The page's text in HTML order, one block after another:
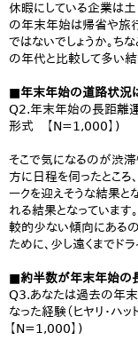
休暇にしている企業は土
の年末年始は帰省や旅
ではないでしょうか。ち
の年代と比較して多い結
■年末年始の道路状況
Q2.年末年始の長距離
形式 【N=1,000】)
そこで気になるのが渋
方に日程を伺ったとこ
ークを迎えそうな結果と
れる結果となっていま
較的少ない傾向にある
ために、少し遠くまでド
■約半数が年末年始の長
Q3.あなたは過去の年末
なった経験（ヒヤリ・ハ
【N=1,000】)